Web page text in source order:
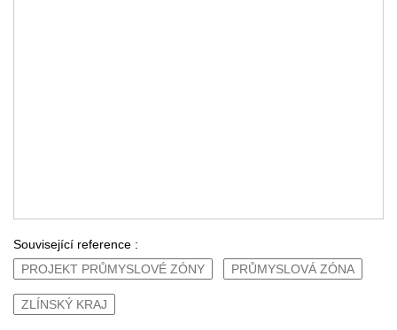
Související reference :
PROJEKT PRŮMYSLOVÉ ZÓNY
PRŮMYSLOVÁ ZÓNA
ZLÍNSKÝ KRAJ